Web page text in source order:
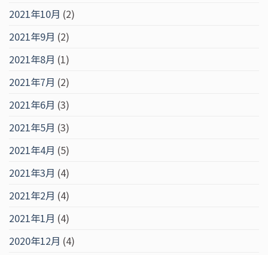
2021年10月 (2)
2021年9月 (2)
2021年8月 (1)
2021年7月 (2)
2021年6月 (3)
2021年5月 (3)
2021年4月 (5)
2021年3月 (4)
2021年2月 (4)
2021年1月 (4)
2020年12月 (4)